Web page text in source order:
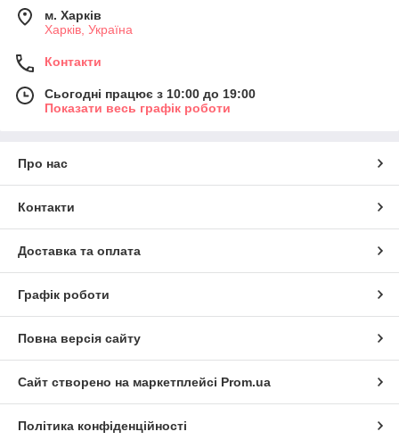
м. Харків
Харків, Україна
Контакти
Сьогодні працює з 10:00 до 19:00
Показати весь графік роботи
Про нас
Контакти
Доставка та оплата
Графік роботи
Повна версія сайту
Сайт створено на маркетплейсі Prom.ua
Політика конфіденційності